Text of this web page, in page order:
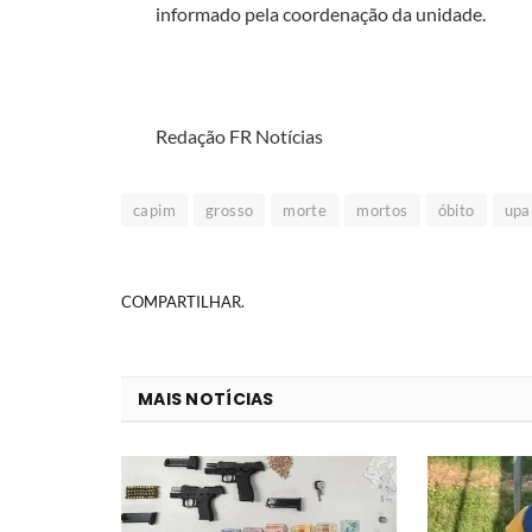
informado pela coordenação da unidade.
Redação FR Notícias
capim grosso morte mortos óbito upa
COMPARTILHAR.
MAIS NOTÍCIAS